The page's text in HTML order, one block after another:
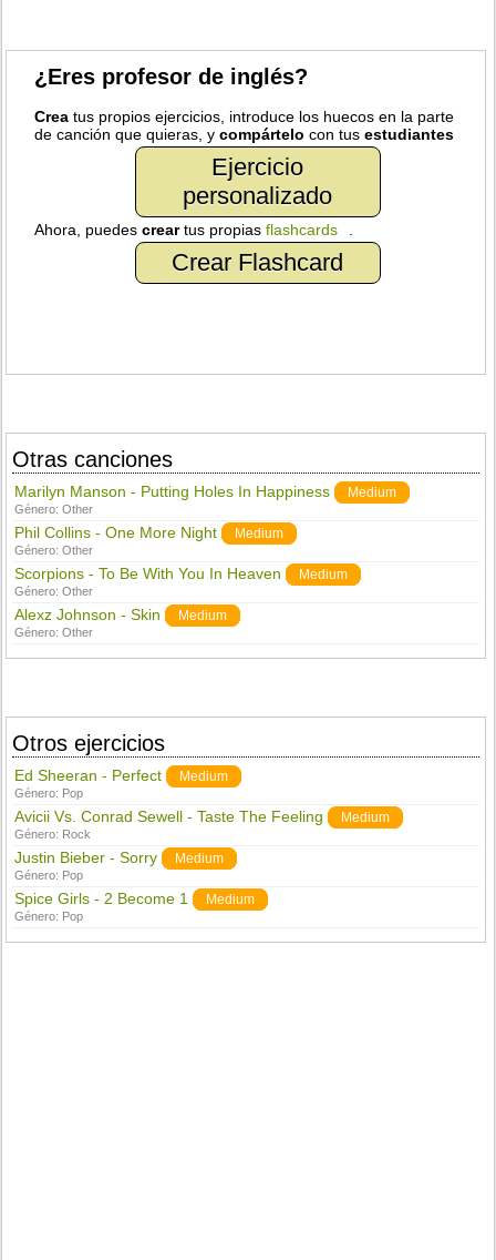
¿Eres profesor de inglés?
Crea tus propios ejercicios, introduce los huecos en la parte
de canción que quieras, ycompártelo con tusestudiantes
Ejercicio
personalizado
Ahora, puedescreartus propiasflashcards
Crear Flashcard
Otras canciones
Marilyn Manson - Putting Holes In Happiness Medium
Género:Other
Phil Collins - One More Night Medium
Género:Other
Scorpions - To Be With You In Heaven Medium
Género:Other
Alexz Johnson - Skin Medium
Género:Other
Otros ejercicios
Ed Sheeran - Perfect Medium
Género: Pop
Avicii Vs. Conrad Sewell - Taste The Feeling Medium
Género: Rock
Justin Bieber - Sorry Medium
Género: Pop
Spice Girls - 2 Become 1 Medium
Género: Pop